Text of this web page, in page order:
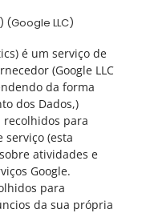
(Google LLC)
é um serviço de
(Google LLC
da forma
dos Dados,)
recolhidos para
serviço (esta
atividades e
Google.
para
da sua própria